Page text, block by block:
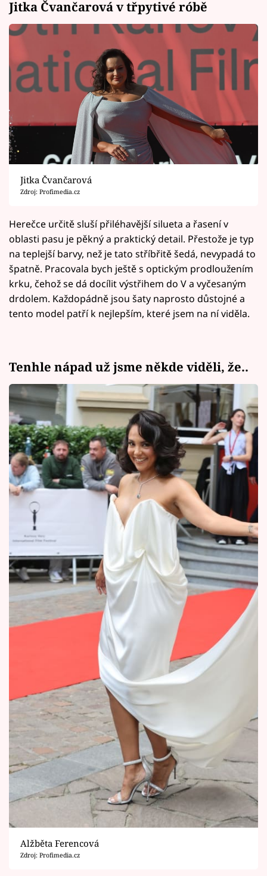
Jitka Čvančarová v třpytivé róbě
Jitka Čvančarová
Zdroj: Profimedia.cz
Herečce určitě sluší přiléhavější silueta a řasení v
oblasti pasu je pěkný a praktický detail. Přestože je typ
na teplejší barvy, než je tato stříbřitě šedá, nevypadá to
špatně. Pracovala bych ještě s optickým prodloužením
krku, čehož se dá docílit výstřihem do V a vyčesaným
drdolem. Každopádně jsou šaty naprosto důstojné a
tento model patří k nejlepším, které jsem na ní viděla.
Tenhle nápad už jsme někde viděli, že..
Alžběta Ferencová
Zdroj: Profimedia.cz